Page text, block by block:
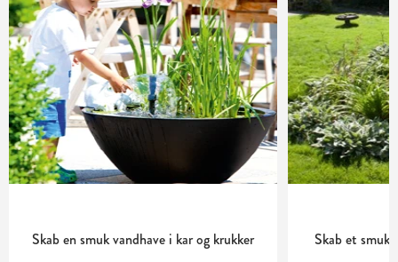
Skab en smuk vandhave i kar og krukker Skab et